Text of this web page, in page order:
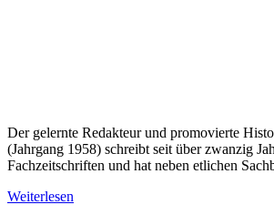
Der gelernte Redakteur und promovierte
(Jahrgang 1958) schreibt seit über zwanzig
Fachzeitschriften und hat neben etlichen
Weiterlesen